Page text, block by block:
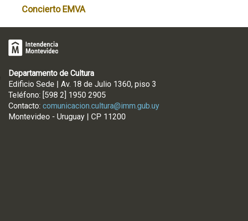
Concierto EMVA
Departamento de Cultura
Edificio Sede | Av. 18 de Julio 1360, piso 3
Teléfono: [598 2] 1950 2905
Contacto: comunicacion.cultura@imm.gub.uy
Montevideo - Uruguay | CP 11200